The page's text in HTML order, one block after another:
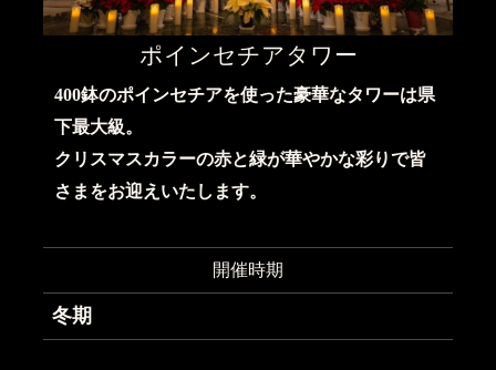
ポインセチアタワー
400鉢のポインセチアを使った豪華なタワーは県
下最大級。
クリスマスカラーの赤と緑が華やかな彩りで皆
さまをお迎えいたします。
開催時期
冬期